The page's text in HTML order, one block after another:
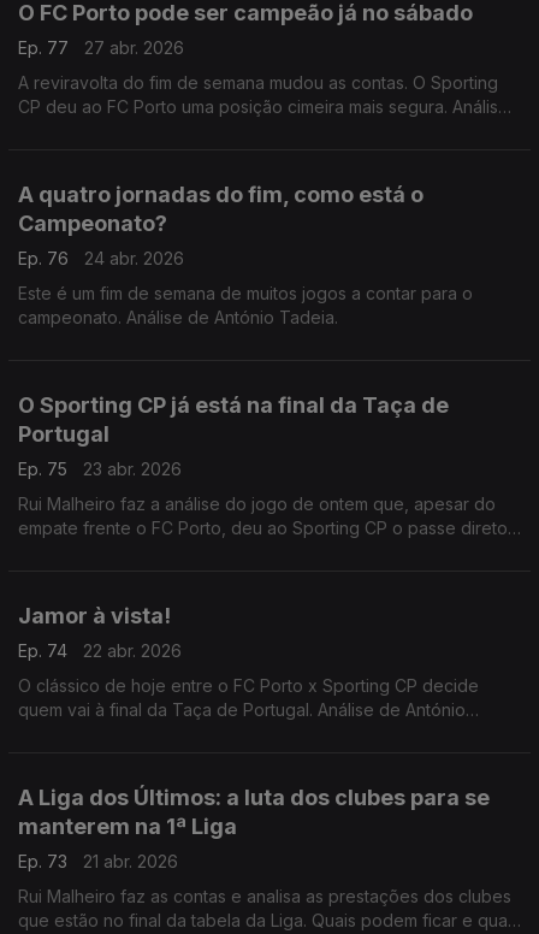
O FC Porto pode ser campeão já no sábado
Ep. 77
27 abr. 2026
A reviravolta do fim de semana mudou as contas. O Sporting
CP deu ao FC Porto uma posição cimeira mais segura. Análise
A quatro jornadas do fim, como está o
Campeonato?
Ep. 76
24 abr. 2026
Este é um fim de semana de muitos jogos a contar para o
campeonato. Análise de António Tadeia.
O Sporting CP já está na final da Taça de
Portugal
Ep. 75
23 abr. 2026
Rui Malheiro faz a análise do jogo de ontem que, apesar do
empate frente o FC Porto, deu ao Sporting CP o passe direto
Jamor à vista!
Ep. 74
22 abr. 2026
O clássico de hoje entre o FC Porto x Sporting CP decide
quem vai à final da Taça de Portugal. Análise de António
A Liga dos Últimos: a luta dos clubes para se
manterem na 1ª Liga
Ep. 73
21 abr. 2026
Rui Malheiro faz as contas e analisa as prestações dos clubes
que estão no final da tabela da Liga. Quais podem ficar e quais